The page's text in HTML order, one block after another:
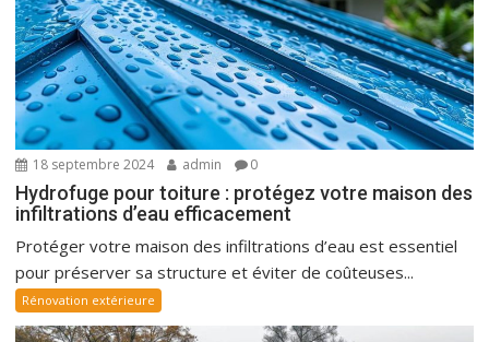
18 septembre 2024 admin 0
Hydrofuge pour toiture : protégez votre maison des
infiltrations d’eau efficacement
Protéger votre maison des infiltrations d’eau est essentiel
pour préserver sa structure et éviter de coûteuses...
Rénovation extérieure